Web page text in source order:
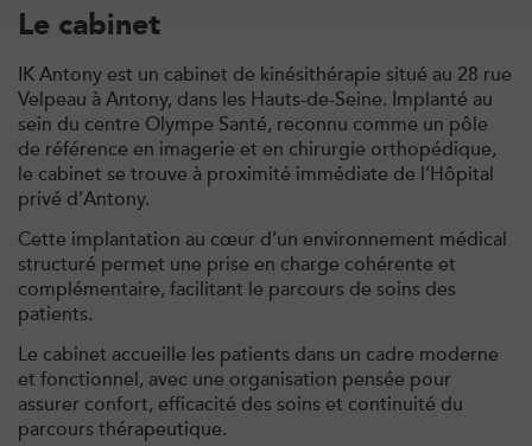
Le cabinet
IK Antony est un cabinet de kinésithérapie situé au 28 rue
Velpeau à Antony, dans les Hauts-de-Seine. Implanté au
sein du centre Olympe Santé, reconnu comme un pôle
de référence en imagerie et en chirurgie orthopédique,
le cabinet se trouve à proximité immédiate de l’Hôpital
privé d’Antony.
Cette implantation au cœur d’un environnement médical
structuré permet une prise en charge cohérente et
complémentaire, facilitant le parcours de soins des
patients.
Le cabinet accueille les patients dans un cadre moderne
et fonctionnel, avec une organisation pensée pour
assurer confort, efficacité des soins et continuité du
parcours thérapeutique.
Trouvez votre cabinet de
kinésithérapie IK
Besoin d’Imagerie Médicale à Antony ? IRM, scanner,
échographie, infiltrations, radiologie… Olympe Imagerie
vous reçoit dans des délais courts sur le Centre Olympe
Santé, même bâtiment que votre kinésithérapeute !